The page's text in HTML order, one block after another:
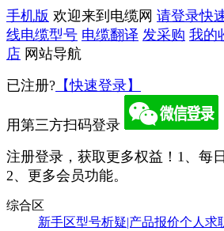
手机版 欢迎来到电缆网 请登录快
线电缆型号 电缆翻译 发采购 我的
店 网站导航
已注册? 【快速登录】
用第三方扫码登录
注册登录，获取更多权益！ 1、每
2、更多会员功能。
综合区
新手区型号析疑|产品报价个人求